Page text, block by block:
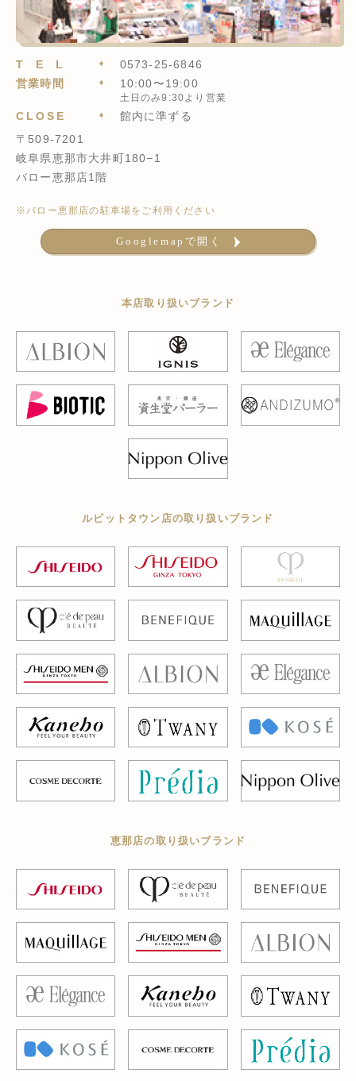
TEL
0573-25-6846
営業時間
10:00〜19:00
土日のみ9:30より営業
CLOSE
館内に準ずる
〒509-7201
岐阜県恵那市大井町180−1
バロー恵那店1階
※バロー恵那店の駐車場をご利用ください
Googlemapで開く
本店取り扱いブランド
ルビットタウン店の取り扱いブランド
恵那店の取り扱いブランド